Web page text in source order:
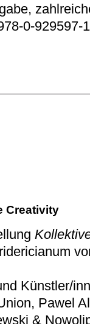
0-929597-
Creativity
Künstler/
Pawel
&